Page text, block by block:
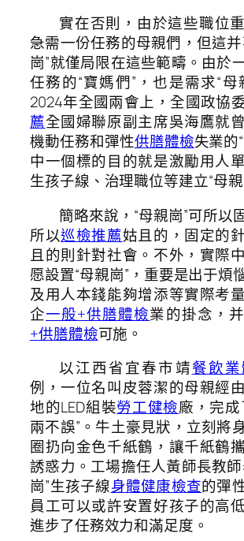
實在否則，由於這些職位
急需一份任務的母親們，但這
崗”就僅局限在這些範疇。由於
任務的“寶媽們”，也是需求“母
2024年全國兩會上，全國政協
薦全國婦聯原副主席吳海鷹就
機動任務和彈性供膳體檢失業的
中一個標的目的就是激勵用人
生孩子線、治理職位等建立“母親
簡略來說，“母親崗”可所以
所以巡檢推薦姑且的，固定的
且的則針對社會。不外，實際
愿設置“母親崗”，重要是出于煩
及用人本錢能夠增添等實際考
企一般+供膳體檢業的掛念，
+供膳體檢可施。
以江西省宜春市靖餐飲
例，一位名叫皮蓉潔的母親經
地的LED組裝勞工健檢廠，完成
兩不誤”。牛土豪見狀，立刻將
圈扔向金色千紙鶴，讓千紙鶴
誘惑力。工場擔任人黃師長教
崗”生孩子線身體健康檢查的彈
員工可以或許安置好孩子的高
進步了任務效力和滿足度。